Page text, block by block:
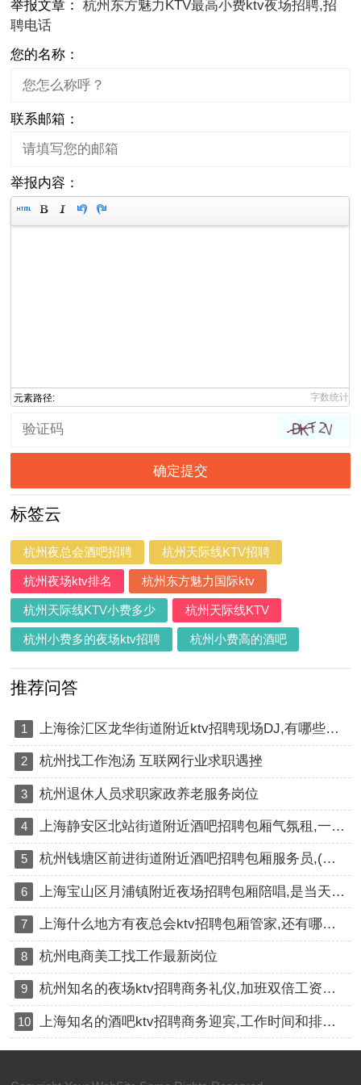
举报文章：
杭州东方魅力KTV最高小费ktv夜场招聘,招
聘电话
您的名称：
联系邮箱：
举报内容：
元素路径: 字数统计
确定提交
标签云
杭州夜总会酒吧招聘 杭州天际线KTV招聘
杭州夜场ktv排名 杭州东方魅力国际ktv
杭州天际线KTV小费多少 杭州天际线KTV
杭州小费多的夜场ktv招聘 杭州小费高的酒吧
推荐问答
1 上海徐汇区龙华街道附近ktv招聘现场DJ,有哪些工作岗位
2 杭州找工作泡汤 互联网行业求职遇挫
3 杭州退休人员求职家政养老服务岗位
4 上海静安区北站街道附近酒吧招聘包厢气氛租,一个月上几天班
5 杭州钱塘区前进街道附近酒吧招聘包厢服务员,(不抽台费)
6 上海宝山区月浦镇附近夜场招聘包厢陪唱,是当天上班当天发薪吗？
7 上海什么地方有夜总会ktv招聘包厢管家,还有哪些职位
8 杭州电商美工找工作最新岗位
9 杭州知名的夜场ktv招聘商务礼仪,加班双倍工资吗？
10 上海知名的酒吧ktv招聘商务迎宾,工作时间和排班制度是怎样的？